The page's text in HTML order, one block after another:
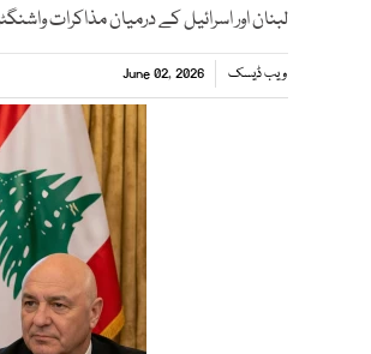
لبنان اور اسرائیل کے درمیان مذاکرات
ویب ڈیسک June 02, 2026